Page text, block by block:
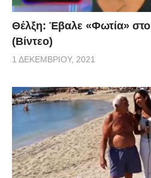
Θέλξη: Έβαλε «Φωτία»
(Βίντεο)
1 ΔΕΚΕΜΒΡΊΟΥ, 2021